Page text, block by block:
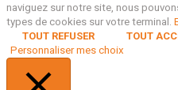
naviguez sur notre site, nous
types de cookies sur votre terminal.
TOUT REFUSER
TOUT
Personnaliser mes choix